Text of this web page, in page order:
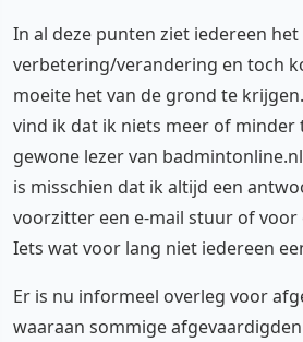
In al deze punten ziet iedereen
verbetering/verandering en toch
moeite het van de grond te
vind ik dat ik niets meer of minder
gewone lezer van
is misschien dat ik altijd een
voorzitter een e-mail stuur of voor
Iets wat voor lang niet iedereen
Er is nu informeel overleg voor
waaraan sommige